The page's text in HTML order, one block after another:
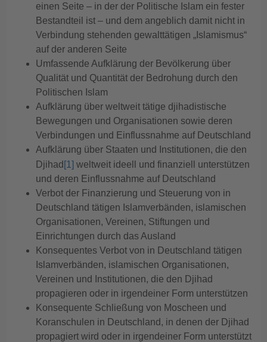
einen Seite – in der der Politische Islam ein fester
Bestandteil ist – und dem angeblich damit nicht in
Verbindung stehenden gewalttätigen „Islamismus“
auf der anderen Seite
Umfassende Aufklärung der Bevölkerung über
Qualität und Quantität der Bedrohung durch den
Politischen Islam
Aufklärung über weltweit tätige djihadistische
Bewegungen und Organisationen sowie deren
Verbindungen und Einflussnahme auf Deutschland
Aufklärung über Staaten und Institutionen, die den
Djihad [1] weltweit ideell und finanziell unterstützen
und deren Einflussnahme auf Deutschland
Verbot der Finanzierung und Steuerung von in
Deutschland tätigen Islamverbänden, islamischen
Organisationen, Vereinen, Stiftungen und
Einrichtungen durch das Ausland
Konsequentes Verbot von in Deutschland tätigen
Islamverbänden, islamischen Organisationen,
Vereinen und Institutionen, die den Djihad
propagieren oder in irgendeiner Form unterstützen
Konsequente Schließung von Moscheen und
Koranschulen in Deutschland, in denen der Djihad
propagiert wird oder in irgendeiner Form unterstützt